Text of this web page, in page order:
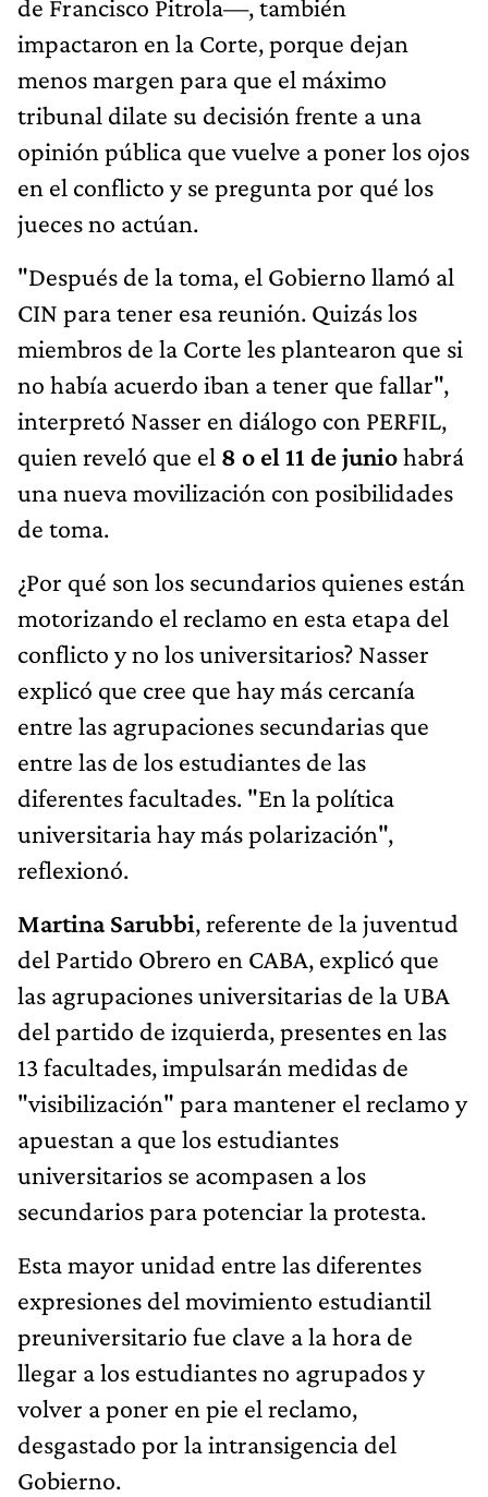
de Francisco Pitrola—, también
impactaron en la Corte, porque dejan
menos margen para que el máximo
tribunal dilate su decisión frente a una
opinión pública que vuelve a poner los ojos
en el conflicto y se pregunta por qué los
jueces no actúan.
"Después de la toma, el Gobierno llamó al
CIN para tener esa reunión. Quizás los
miembros de la Corte les plantearon que si
no había acuerdo iban a tener que fallar",
interpretó Nasser en diálogo con PERFIL,
quien reveló que el 8 o el 11 de juniohabrá
una nueva movilización con posibilidades
de toma.
¿Por qué son los secundarios quienes están
motorizando el reclamo en esta etapa del
conflicto y no los universitarios? Nasser
explicó que cree que hay más cercanía
entre las agrupaciones secundarias que
entre las de los estudiantes de las
diferentes facultades. "En la política
universitaria hay más polarización",
reflexionó.
Martina Sarubbi, referente de la juventud
del Partido Obrero en CABA, explicó que
las agrupaciones universitarias de la UBA
del partido de izquierda, presentes en las
13 facultades, impulsarán medidas de
"visibilización" para mantener el reclamo y
apuestan a que los estudiantes
universitarios se acompasen a los
secundarios para potenciar la protesta.
Esta mayor unidad entre las diferentes
expresiones del movimiento estudiantil
preuniversitario fue clave a la hora de
llegar a los estudiantes no agrupados y
volver a poner en pie el reclamo,
desgastado por la intransigencia del
Gobierno.